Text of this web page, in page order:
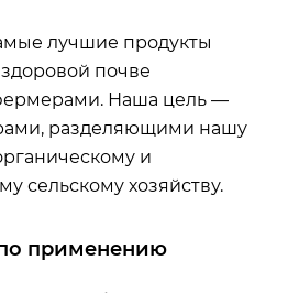
лучшие продукты
почве
Наша цель —
разделяющими нашу
и
сельскому хозяйству.
применению